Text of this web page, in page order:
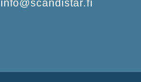
info@scandistar.fi